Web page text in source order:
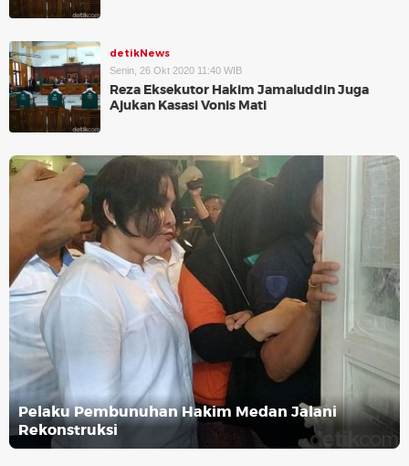
detikNews
Senin, 26 Okt 2020 11:40 WIB
Reza Eksekutor Hakim Jamaluddin Juga
Ajukan Kasasi Vonis Mati
Pelaku Pembunuhan Hakim Medan Jalani
Rekonstruksi